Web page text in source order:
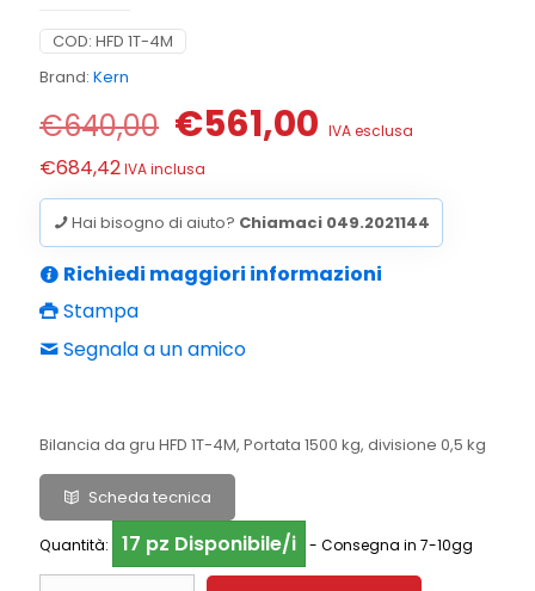
COD: HFD 1T-4M
Brand: Kern
€640,00 Il
prezzo
originale
era:
€640,00.
€561,00 Il
attuale
è:
€561,00.
IVA esclusa
€684,42IVA inclusa
Hai bisogno di aiuto? Chiamaci 049.2021144
Richiedi maggiori informazioni
Stampa
Segnala a un amico
Bilancia da gru HFD 1T-4M, Portata 1500 kg, divisione 0,5 kg
Scheda tecnica
Quantità: 17 pz Disponibile/i - Consegna in 7-10gg